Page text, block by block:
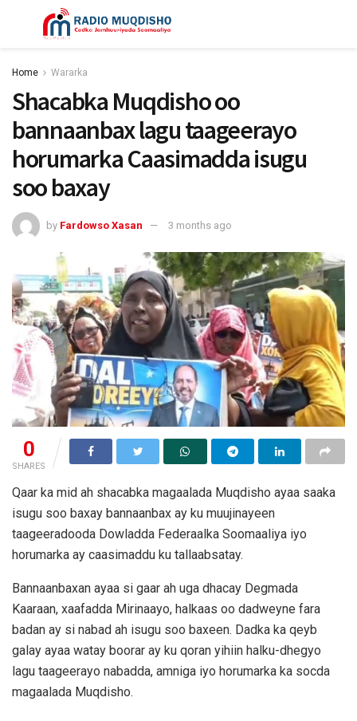
Home Wararka
Shacabka Muqdisho oo
bannaanbax lagu taageerayo
horumarka Caasimadda isugu
soo baxay
by Fardowso Xasan 3 months ago
0
SHARES
Qaar ka mid ah shacabka magaalada Muqdisho ayaa saaka
isugu soo baxay bannaanbax ay ku muujinayeen
taageeradooda Dowladda Federaalka Soomaaliya iyo
horumarka ay caasimaddu ku tallaabsatay.
Bannaanbaxan ayaa si gaar ah uga dhacay Degmada
Kaaraan, xaafadda Mirinaayo, halkaas oo dadweyne fara
badan ay si nabad ah isugu soo baxeen. Dadka ka qeyb
galay ayaa watay boorar ay ku qoran yihiin halku-dhegyo
lagu taageerayo nabadda, amniga iyo horumarka ka socda
magaalada Muqdisho.